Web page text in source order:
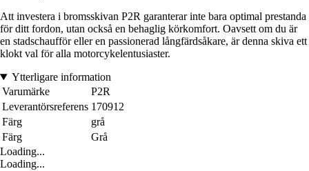
Att investera i bromsskivan P2R garanterar inte bara optimal prestanda
för ditt fordon, utan också en behaglig körkomfort. Oavsett om du är
en stadschaufför eller en passionerad långfärdsåkare, är denna skiva ett
klokt val för alla motorcykelentusiaster.
Ytterligare information
Varumärke
P2R
Leverantörsreferens 170912
Färg
grå
Färg
Grå
Loading...
Loading...